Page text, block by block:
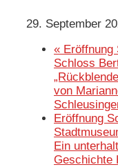
29. September
« Eröffnung
Schloss
von
Eröffnung
Ein
Geschichte